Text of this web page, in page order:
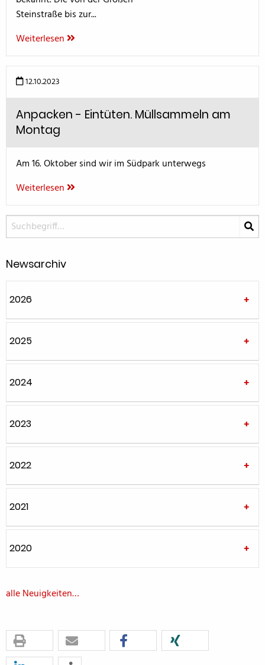
Steinstraße bis zur...
Weiterlesen
12.10.2023
Anpacken - Eintüten. Müllsammeln am
Montag
Am 16. Oktober sind wir im Südpark unterwegs
Weiterlesen
Newsarchiv
2026
2025
2024
2023
2022
2021
2020
alle Neuigkeiten…